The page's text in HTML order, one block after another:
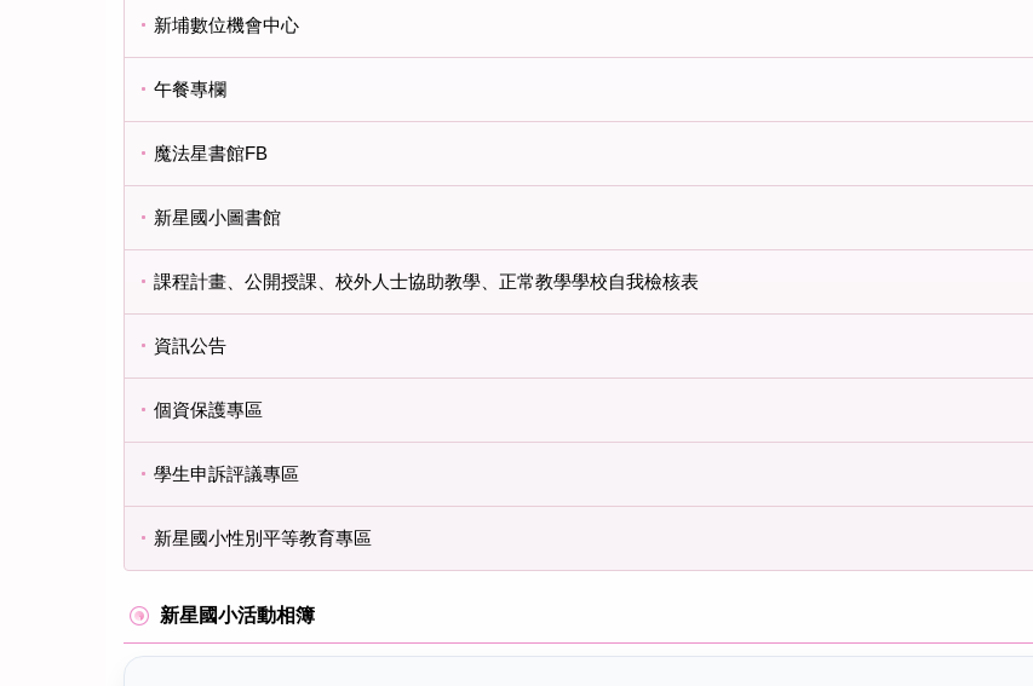
新埔數位機會中心
午餐專欄
魔法星書館FB
新星國小圖書館
課程計畫、公開授課、校外人士協助教學、正常教學學校自我檢核表
資訊公告
個資保護專區
學生申訴評議專區
新星國小性別平等教育專區
新星國小活動相簿